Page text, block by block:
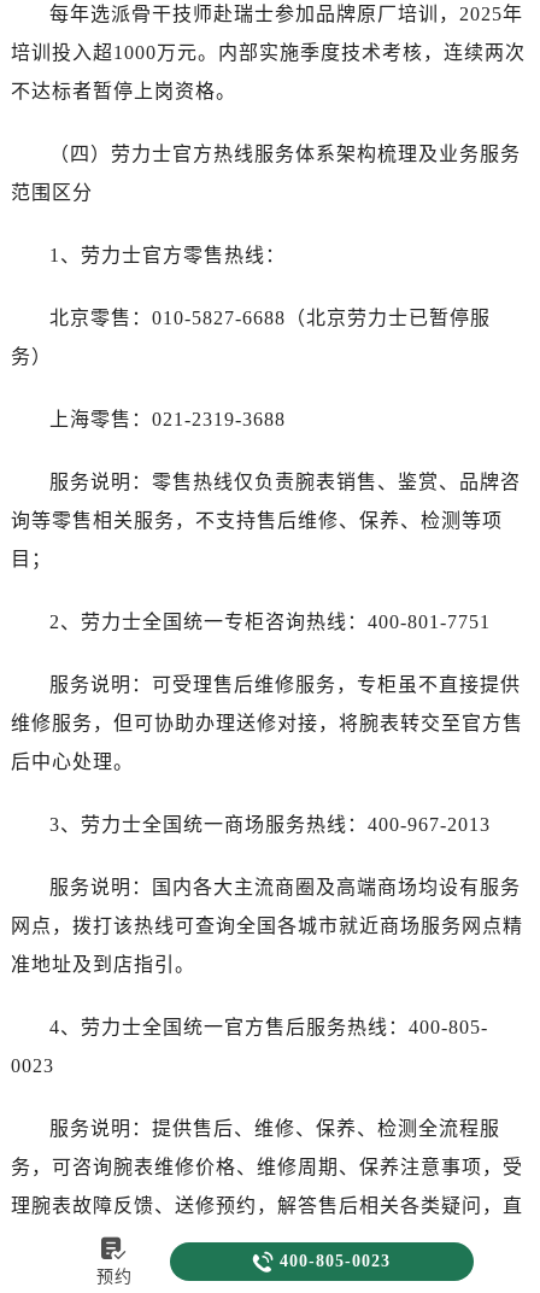
每年选派骨干技师赴瑞士参加品牌原厂培训，2025年
培训投入超1000万元。内部实施季度技术考核，连续两次
不达标者暂停上岗资格。
（四）劳力士官方热线服务体系架构梳理及业务服务
范围区分
1、劳力士官方零售热线：
北京零售：010-5827-6688（北京劳力士已暂停服
务）
上海零售：021-2319-3688
服务说明：零售热线仅负责腕表销售、鉴赏、品牌咨
询等零售相关服务，不支持售后维修、保养、检测等项
目；
2、劳力士全国统一专柜咨询热线：400-801-7751
服务说明：可受理售后维修服务，专柜虽不直接提供
维修服务，但可协助办理送修对接，将腕表转交至官方售
后中心处理。
3、劳力士全国统一商场服务热线：400-967-2013
服务说明：国内各大主流商圈及高端商场均设有服务
网点，拨打该热线可查询全国各城市就近商场服务网点精
准地址及到店指引。
4、劳力士全国统一官方售后服务热线：400-805-
0023
服务说明：提供售后、维修、保养、检测全流程服
务，可咨询腕表维修价格、维修周期、保养注意事项，受
理腕表故障反馈、送修预约，解答售后相关各类疑问，直
接对接官方售后中心，无需通过专柜中转，提升服务效

预约
 400-805-0023